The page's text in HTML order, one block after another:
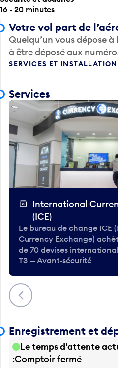
16 - 20 minutes
Votre vol part de
Quelqu’un vous dépose
à être déposé aux
SERVICES ET
Services
Précédent
International
(ICE)
Le bureau de change ICE
Currency Exchange)
de 70 devises
T3 — Avant-sécurité
Enregistrement et
Le temps d'attente
Comptoir fermé